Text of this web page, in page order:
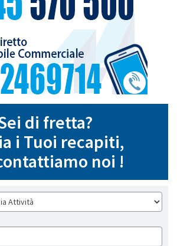
di fretta?
i Tuoi recapiti,
noi !